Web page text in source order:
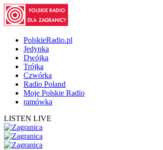
PolskieRadio.pl
Jedynka
Dwójka
Trójka
Czwórka
Radio Poland
Moje Polskie Radio
ramówka
LISTEN LIVE